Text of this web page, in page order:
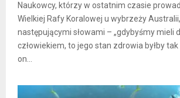
Naukowcy, którzy w ostatnim czasie
Wielkiej Rafy Koralowej u wybrzeży
następującymi słowami – „gdybyśmy mieli
człowiekiem, to jego stan zdrowia byłby tak
on...